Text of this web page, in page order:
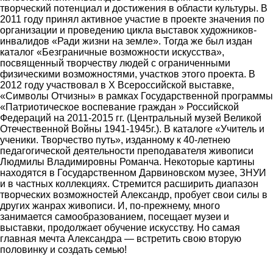
творческий потенциал и достижения в области культуры. В
2011 году принял активное участие в проекте значения по
организации и проведению цикла выставок художников-
инвалидов «Ради жизни на земле». Тогда же был издан
каталог «Безграничные возможности искусства»,
посвященный творчеству людей с ограниченными
физическими возможностями, участков этого проекта. В
2012 году участвовал в Х Всероссийской выставке,
«Символы Отчизны» в рамках Государственной программы
«Патриотическое воспевание граждан » Российской
Федераций на 2011-2015 гг. (Центральный музей Великой
Отечественной Войны 1941-1945г.). В каталоге «Учитель и
ученики. Творчество путь», изданному к 40-летнею
педагогической деятельности преподавателя живописи
Людмилы Владимировны Романча. Некоторые картины
находятся в Государственном Дарвиновском музее, ЗНУИ
и в частных коллекциях. Стремится расширить диапазон
творческих возможностей Александр, пробует свои силы в
других жанрах живописи. И, по-прежнему, много
занимается самообразованием, посещает музеи и
выставки, продолжает обучение искусству. Но самая
главная мечта Александра — встретить свою вторую
половинку и создать семью!